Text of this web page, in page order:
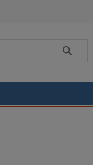
Szukaj